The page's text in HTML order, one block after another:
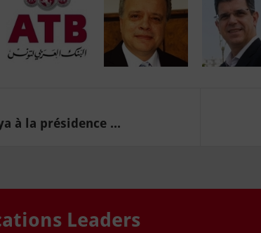
à la présidence ...
Leaders